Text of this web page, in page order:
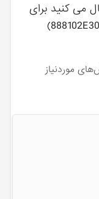
می کنید برای
“كمربند ايمني جلو چپ مشكي (888102E301WK)
موردنیاز